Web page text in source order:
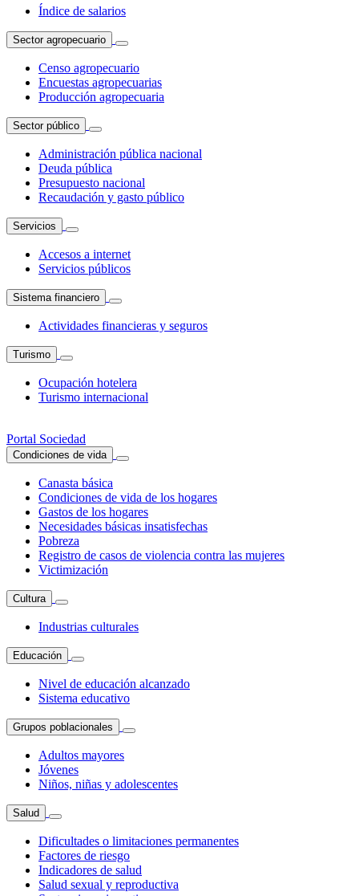
Índice de salarios
Sector agropecuario
Censo agropecuario
Encuestas agropecuarias
Producción agropecuaria
Sector público
Administración pública nacional
Deuda pública
Presupuesto nacional
Recaudación y gasto público
Servicios
Accesos a internet
Servicios públicos
Sistema financiero
Actividades financieras y seguros
Turismo
Ocupación hotelera
Turismo internacional
Portal Sociedad
Condiciones de vida
Canasta básica
Condiciones de vida de los hogares
Gastos de los hogares
Necesidades básicas insatisfechas
Pobreza
Registro de casos de violencia contra las mujeres
Victimización
Cultura
Industrias culturales
Educación
Nivel de educación alcanzado
Sistema educativo
Grupos poblacionales
Adultos mayores
Jóvenes
Niños, niñas y adolescentes
Salud
Dificultades o limitaciones permanentes
Factores de riesgo
Indicadores de salud
Salud sexual y reproductiva